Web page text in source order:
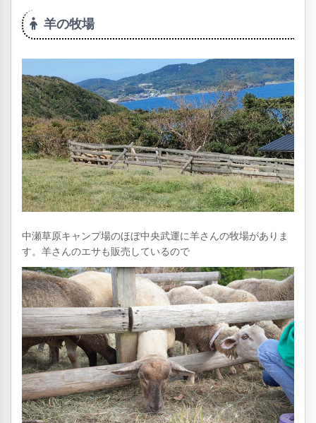
羊の牧場
中瀬草原キャンプ場のほぼ中央武運に羊さんの牧場がありま
す。羊さんのエサも販売しているので